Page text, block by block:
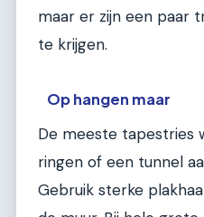
maar er zijn een paar
te krijgen.
Op hangen maar
De meeste tapestries
ringen of een tunnel
Gebruik sterke